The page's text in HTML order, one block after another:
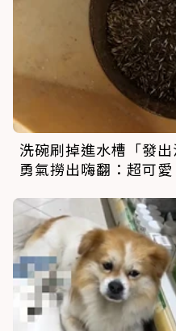
洗碗刷掉進水槽「發
勇氣撈出嗨翻：超可愛